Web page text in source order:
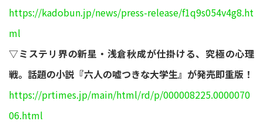
https://kadobun.jp/news/press-release/f1q9s054v4g8.ht
ml
▽ミステリ界の新星・浅倉秋成が仕掛ける、究極の心理
戦。話題の小説『六人の嘘つきな大学生』が発売即重版！
https://prtimes.jp/main/html/rd/p/000008225.0000070
06.html